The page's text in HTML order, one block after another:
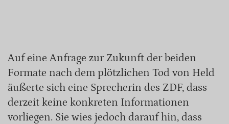
Auf eine Anfrage zur Zukunft der beiden
Formate nach dem plötzlichen Tod von Held
äußerte sich eine Sprecherin des ZDF, dass
derzeit keine konkreten Informationen
vorliegen. Sie wies jedoch darauf hin, dass